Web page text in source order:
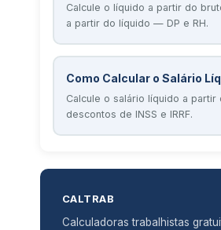
Calcule o líquido a partir do
a partir do líquido — DP e RH.
Como Calcular o Salário
Calcule o salário líquido a partir
descontos de INSS e IRRF.
CALTRAB
Calculadoras trabalhistas